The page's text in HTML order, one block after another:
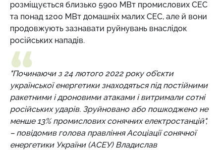
розміщується близько 5900 МВт промислових СЕС
та понад 1200 МВт домашніх малих СЕС, але й вони
продовжують зазнавати руйнувань внаслідок
російських нападів.
"Починаючи з 24 лютого 2022 року об’єкти
української енергетики знаходяться під постійними
ракетними і дроновими атаками і витримали сотні
російських ударів. Зруйновано або пошкоджено не
менше 13% промислових сонячних електростанцій",
– повідомив голова правління Асоціації сонячної
енергетики України (АСЕУ) Владислав